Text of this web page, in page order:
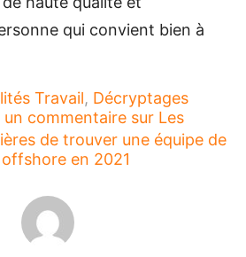
qui convient bien à
Travail, Décryptages
un commentaire sur Les
de trouver une équipe de
en 2021